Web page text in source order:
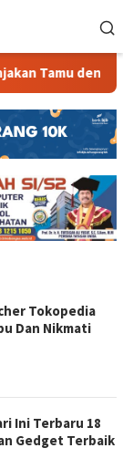
Tamu dengan
Tokopedia
Dan Nikmati
Ini Terbaru 18
Gedget Terbaik